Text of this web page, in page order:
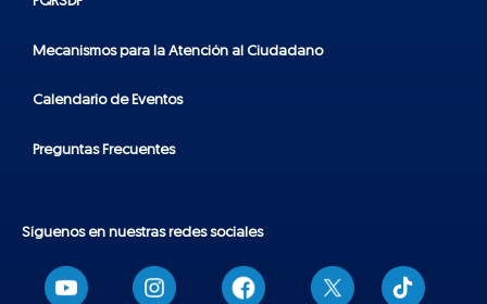
Mecanismos para la Atención al Ciudadano
Calendario de Eventos
Preguntas Frecuentes
Síguenos en nuestras redes sociales
T
i